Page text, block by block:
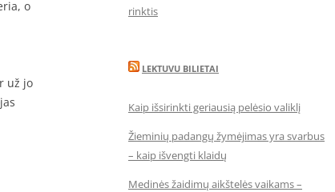
o
už jo
rinktis
LEKTUVU BILIETAI
Kaip išsirinkti geriausią pelėsio valiklį
Žieminių padangų žymėjimas yra svarbus
– kaip išvengti klaidų
Medinės žaidimų aikštelės vaikams –